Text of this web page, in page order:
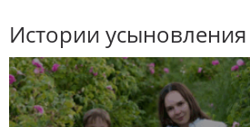
Истории усыновления